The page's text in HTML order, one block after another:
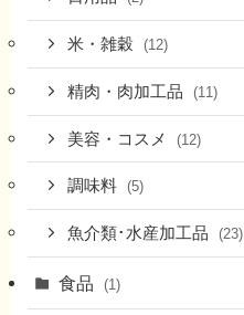
米・雑穀 (12)
精肉・肉加工品 (11)
美容・コスメ (12)
調味料 (5)
魚介類･水産加工品 (23)
食品 (1)